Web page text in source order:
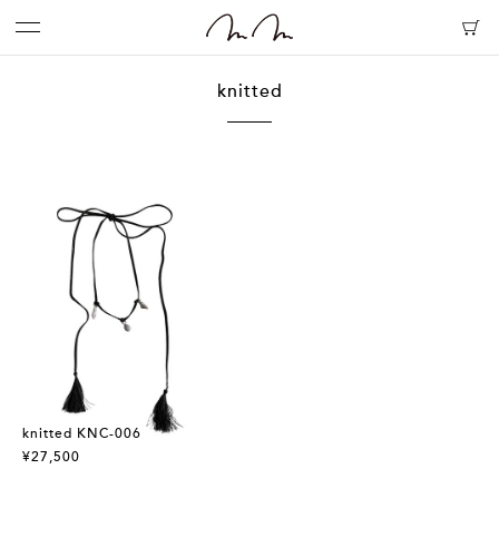
knitted
knitted KNC-006
¥27,500